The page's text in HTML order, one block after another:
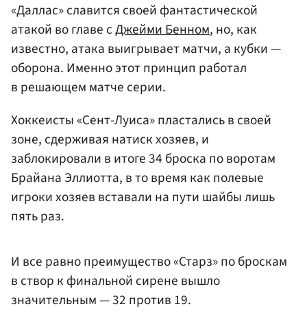
«Даллас» славится своей фантастической
атакой во главе сДжейми Бенном, но, как
известно, атака выигрывает матчи, а кубки —
оборона. Именно этот принцип работал
в решающем матче серии.
Хоккеисты «Сент-Луиса» пластались в своей
зоне, сдерживая натиск хозяев, и
заблокировали в итоге 34 броска по воротам
Брайана Эллиотта, в то время как полевые
игроки хозяев вставали на пути шайбы лишь
пять раз.
И все равно преимущество «Старз» по броскам
в створ к финальной сирене вышло
значительным — 32 против 19.